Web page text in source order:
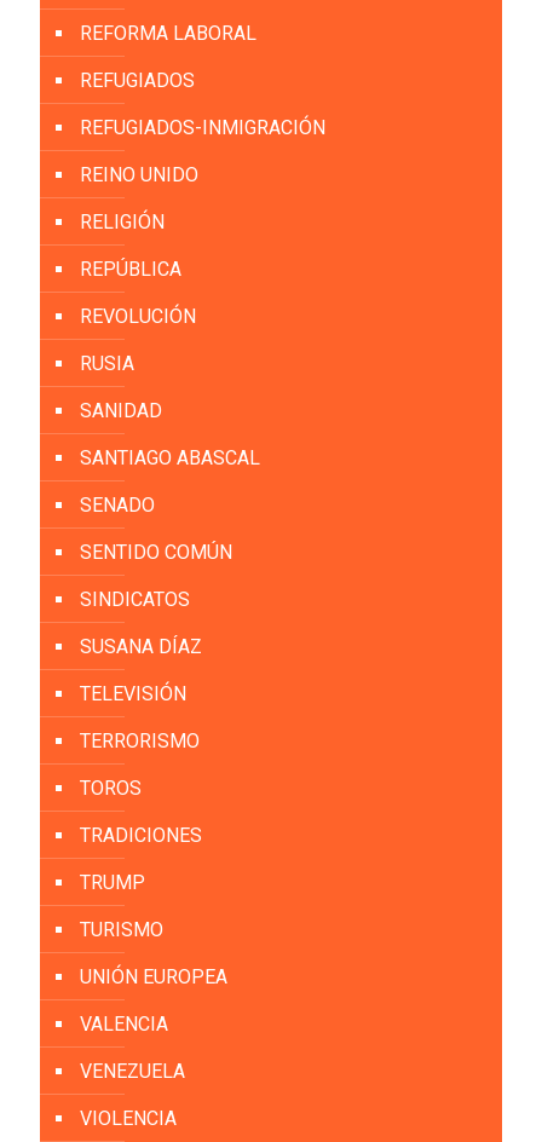
REFORMA LABORAL
REFUGIADOS
REFUGIADOS-INMIGRACIÓN
REINO UNIDO
RELIGIÓN
REPÚBLICA
REVOLUCIÓN
RUSIA
SANIDAD
SANTIAGO ABASCAL
SENADO
SENTIDO COMÚN
SINDICATOS
SUSANA DÍAZ
TELEVISIÓN
TERRORISMO
TOROS
TRADICIONES
TRUMP
TURISMO
UNIÓN EUROPEA
VALENCIA
VENEZUELA
VIOLENCIA